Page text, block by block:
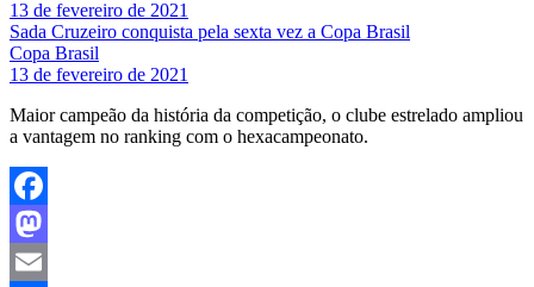
13 de fevereiro de 2021
Sada Cruzeiro conquista pela sexta vez a Copa Brasil
Copa Brasil
13 de fevereiro de 2021
Maior campeão da história da competição, o clube estrelado ampliou
a vantagem no ranking com o hexacampeonato.
Facebook
Mastodon